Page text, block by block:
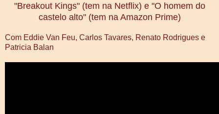
"Breakout Kings" (tem na Netflix) e "O homem do
castelo alto" (tem na Amazon Prime)
Com Eddie Van Feu, Carlos Tavares, Renato Rodrigues e
Patricia Balan